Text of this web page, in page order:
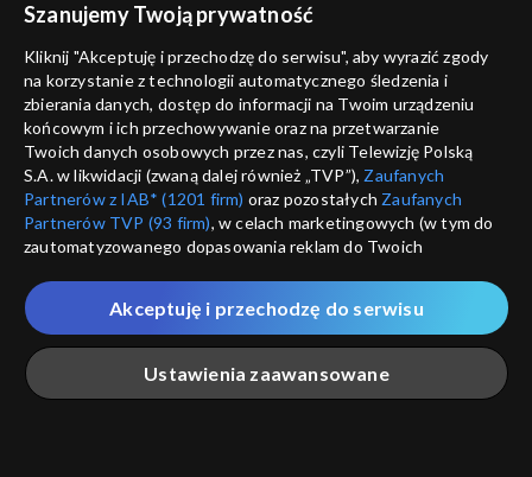
Akacjowa 38
odc. 779
Akacjowa 38
odc. 778
Akacjowa 38
odc. 777
Akacjowa 38
odc. 776
Szanujemy Twoją prywatność
Kliknij "Akceptuję i przechodzę do serwisu", aby wyrazić zgody
na korzystanie z technologii automatycznego śledzenia i
zbierania danych, dostęp do informacji na Twoim urządzeniu
końcowym i ich przechowywanie oraz na przetwarzanie
Twoich danych osobowych przez nas, czyli Telewizję Polską
S.A. w likwidacji (zwaną dalej również „TVP”), Zaufanych
Partnerów z IAB* (1201 firm) oraz pozostałych Zaufanych
Partnerów TVP (93 firm), w celach marketingowych (w tym do
zautomatyzowanego dopasowania reklam do Twoich
które wskazujemy poniżej, a także zgody na udostępnianie
przez nas identyfikatora PPID do Google.
Twoje dane osobowe zbierane podczas odwiedzania przez
Ciebie naszych
poszczególnych serwisówzwanych dalej
„Portalem”, w tym informacje zapisywane za pomocą
Ustawienia zaawansowane
Akceptuję i przechodzę do serwisu